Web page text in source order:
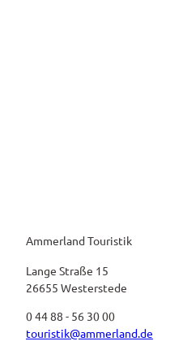
Ammerland Touristik
Lange Straße 15
26655 Westerstede
0 44 88 - 56 30 00
touristik@ammerland.de